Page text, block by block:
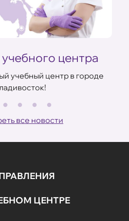
центра
учебный центр в городе
все новости
ЦЕНТРЕ